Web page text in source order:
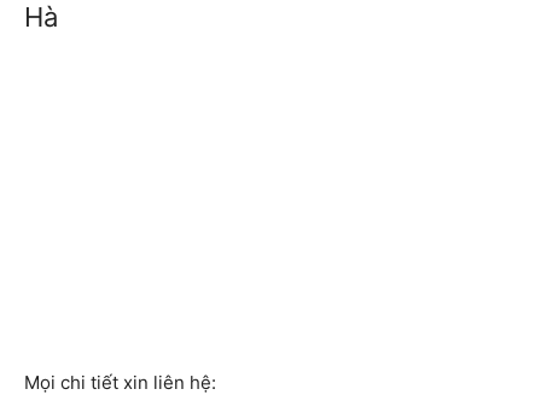
Hà
Mọi chi tiết xin liên hệ: